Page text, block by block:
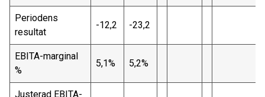
Periodens
resultat
-12,2 -23,2
EBITA-marginal
%
5,1% 5,2%
Justerad EBITA-